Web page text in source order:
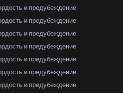
и предубеждение
и предубеждение
и предубеждение
и предубеждение
и предубеждение
и предубеждение
и предубеждение